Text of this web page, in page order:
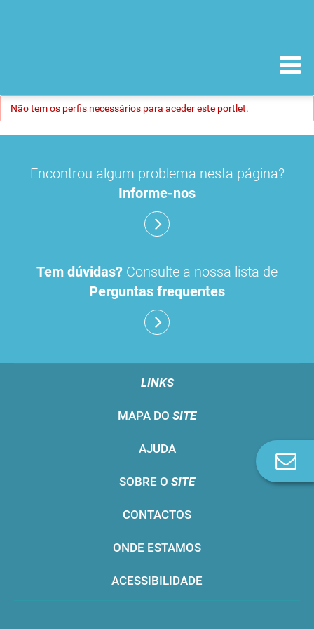
Não tem os perfis necessários para aceder este portlet.
Encontrou algum problema nesta página?
Informe-nos
Tem dúvidas? Consulte a nossa lista de
Perguntas frequentes
LINKS
MAPA DO SITE
AJUDA
SOBRE O SITE
CONTACTOS
ONDE ESTAMOS
ACESSIBILIDADE